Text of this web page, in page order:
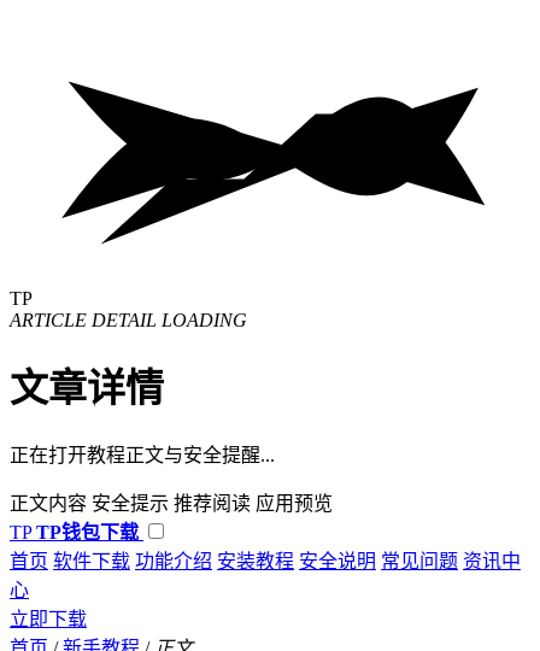
TP
ARTICLE DETAIL LOADING
文章详情
正在打开教程正文与安全提醒...
正文内容 安全提示 推荐阅读 应用预览
TP TP钱包下载
首页 软件下载 功能介绍 安装教程 安全说明 常见问题 资讯中
心
立即下载